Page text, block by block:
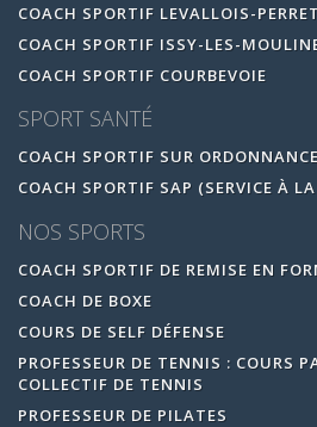
COACH SPORTIF LEVALLOIS-
COACH SPORTIF ISSY-LES-
COACH SPORTIF COURBEVOIE
SPORT SANTÉ
COACH SPORTIF SUR ORDONNANCE
COACH SPORTIF SAP (SERVICE À
NOS SPORTS
COACH SPORTIF DE REMISE EN
COACH DE BOXE
COURS DE SELF DÉFENSE
PROFESSEUR DE TENNIS : COURS
COLLECTIF DE TENNIS
PROFESSEUR DE PILATES